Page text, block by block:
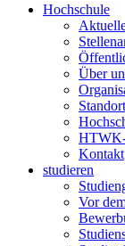
Hochschule
Über
Kontakt
studieren
Vor